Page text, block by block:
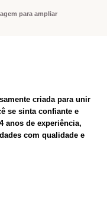
para ampliar
criada para unir
se sinta confiante e
anos de experiência,
com qualidade e